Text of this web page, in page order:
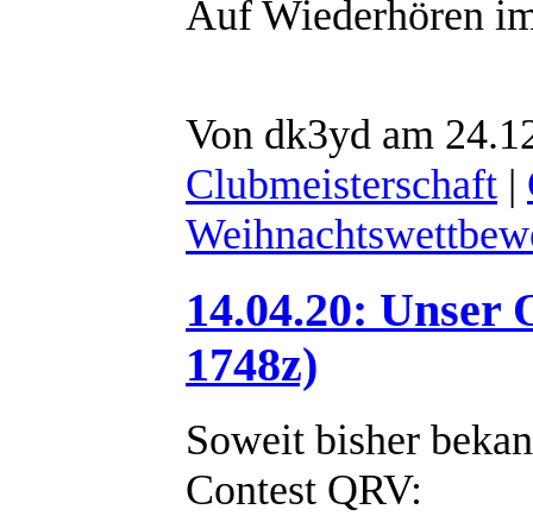
Auf Wiederhören
Von dk3yd am
Clubmeisterschaft |
14.04.20: Unser
1748z)
Soweit bisher
Contest QRV: